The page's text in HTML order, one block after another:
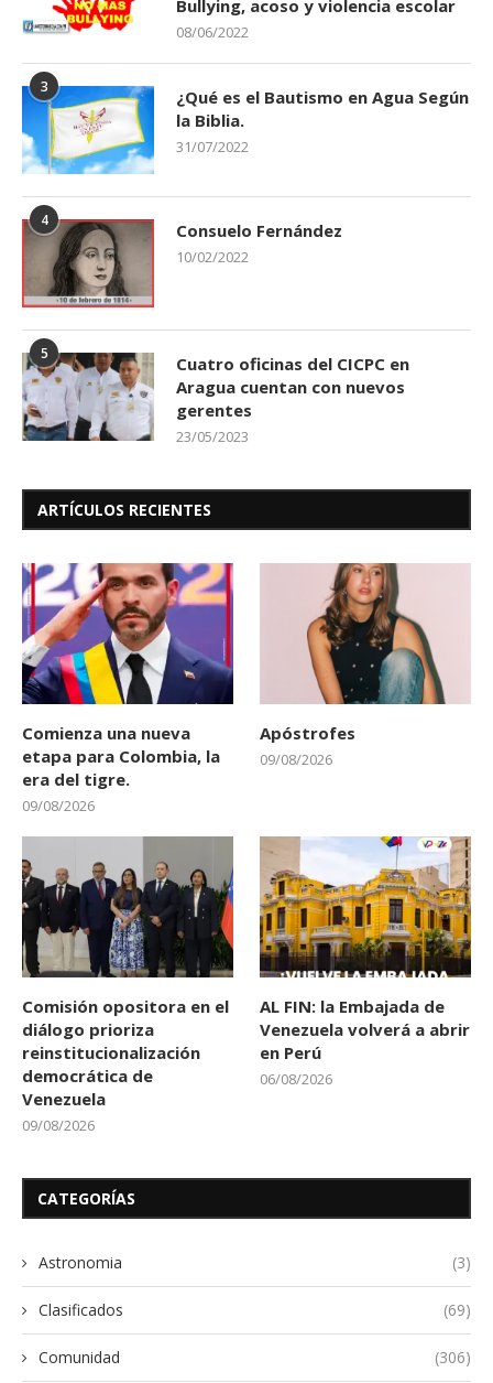
Bullying, acoso y violencia escolar
08/06/2022
3
¿Qué es el Bautismo en Agua Según
la Biblia.
31/07/2022
4 Consuelo Fernández
10/02/2022
5
Cuatro oficinas del CICPC en
Aragua cuentan con nuevos
gerentes
23/05/2023
ARTÍCULOS RECIENTES
Comienza una nueva
etapa para Colombia, la
era del tigre.
09/08/2026
Apóstrofes
09/08/2026
Comisión opositora en el
diálogo prioriza
reinstitucionalización
democrática de
Venezuela
09/08/2026
AL FIN: la Embajada de
Venezuela volverá a abrir
en Perú
06/08/2026
CATEGORÍAS
Astronomia (3)
Clasificados (69)
Comunidad (306)